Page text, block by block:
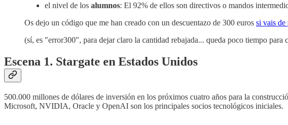
el nivel de los alumnos: El 92% de ellos son directivos o mandos
Os dejo un código que me han creado con un descuentazo de 300 euros si vais de
(sí, es "error300", para dejar claro la cantidad rebajada... queda poco tiempo
Escena 1. Stargate en Estados Unidos
500.000 millones de dólares de inversión en los próximos cuatro años para la
Microsoft, NVIDIA, Oracle y OpenAI son los principales socios tecnológicos iniciales.